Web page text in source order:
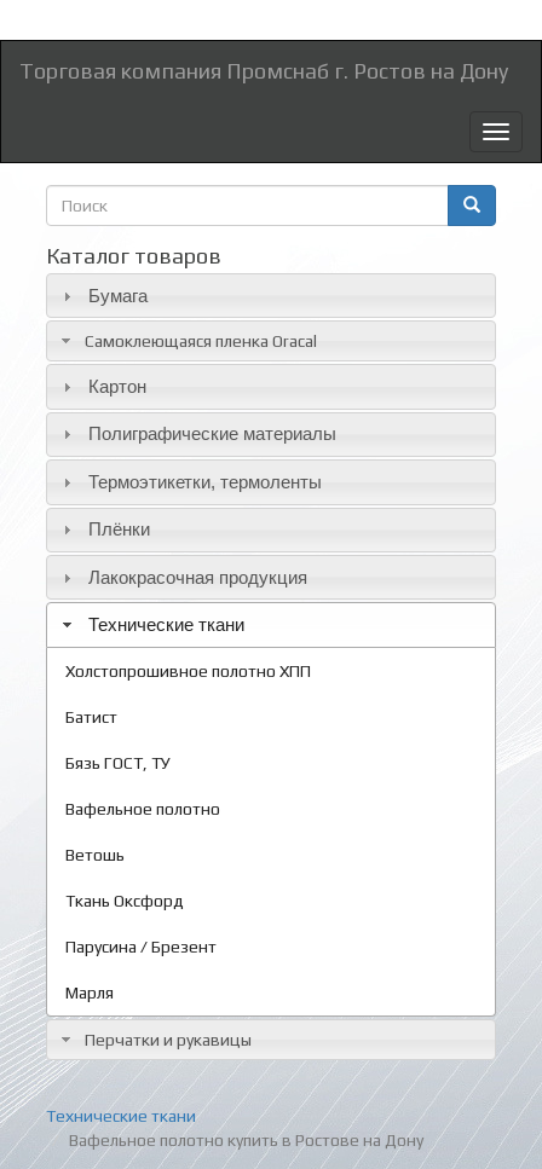
Торговая компания Промснаб г. Ростов на Дону
Форма
поиска
Каталог товаров
Бумага
Самоклеющаяся пленка Oracal
Картон
Полиграфические материалы
Термоэтикетки, термоленты
Плёнки
Лакокрасочная продукция
Технические ткани
Холстопрошивное полотно ХПП
Батист
Бязь ГОСТ, ТУ
Вафельное полотно
Ветошь
Ткань Оксфорд
Парусина / Брезент
Марля
Перчатки и рукавицы
Технические ткани
Вафельное полотно купить в Ростове на Дону